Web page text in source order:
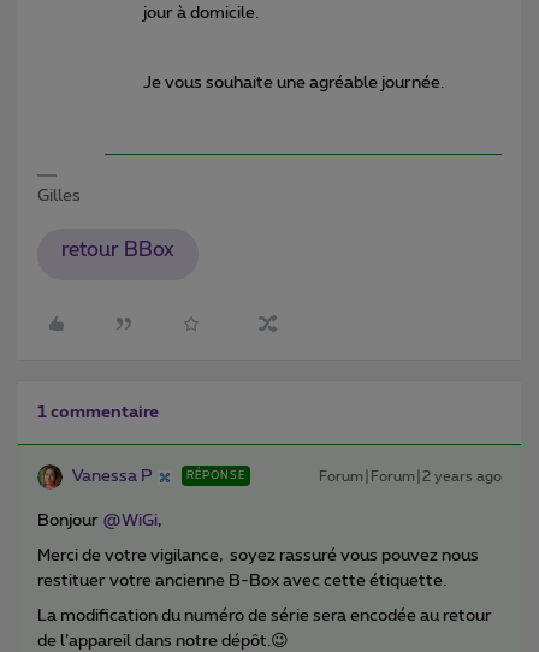
jour à domicile.
Je vous souhaite une agréable journée.
Gilles
retour BBox
1 commentaire
Vanessa P RÉPONSE Forum|Forum|2 years ago
Bonjour @WiGi,
Merci de votre vigilance, soyez rassuré vous pouvez nous
restituer votre ancienne B-Box avec cette étiquette.
La modification du numéro de série sera encodée au retour
de l’appareil dans notre dépôt.😉